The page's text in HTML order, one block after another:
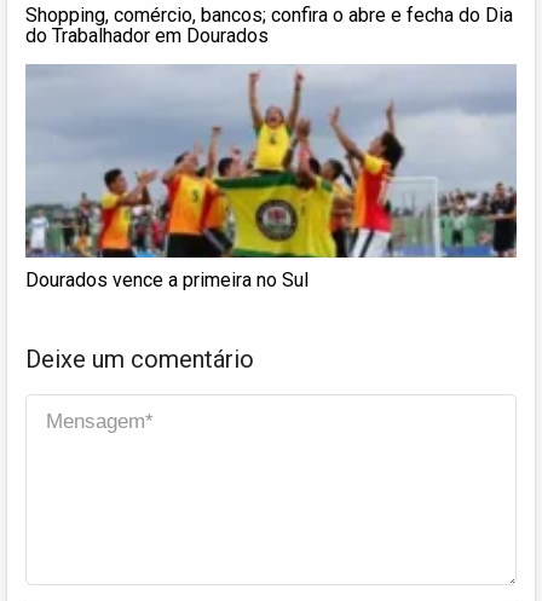
Shopping, comércio, bancos; confira o abre e fecha do Dia
do Trabalhador em Dourados
Dourados vence a primeira no Sul
Deixe um comentário